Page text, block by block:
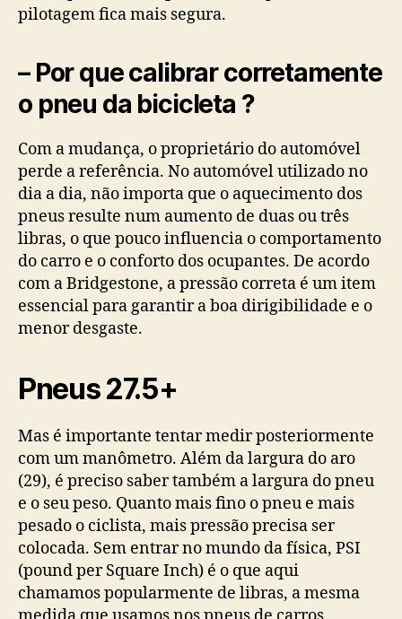
pilotagem fica mais segura.
– Por que calibrar corretamente
o pneu da bicicleta ?
Com a mudança, o proprietário do automóvel
perde a referência. No automóvel utilizado no
dia a dia, não importa que o aquecimento dos
pneus resulte num aumento de duas ou três
libras, o que pouco influencia o comportamento
do carro e o conforto dos ocupantes. De acordo
com a Bridgestone, a pressão correta é um item
essencial para garantir a boa dirigibilidade e o
menor desgaste.
Pneus 27.5+
Mas é importante tentar medir posteriormente
com um manômetro. Além da largura do aro
(29), é preciso saber também a largura do pneu
e o seu peso. Quanto mais fino o pneu e mais
pesado o ciclista, mais pressão precisa ser
colocada. Sem entrar no mundo da física, PSI
(pound per Square Inch) é o que aqui
chamamos popularmente de libras, a mesma